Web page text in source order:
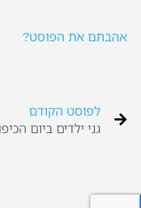
אהבתם את הפוסט?
לפוסט הקודם